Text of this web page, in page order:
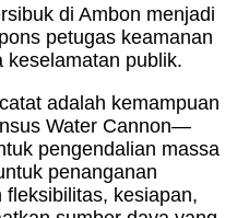
di Ambon menjadi
petugas keamanan
keselamatan publik.
adalah kemampuan
Water Cannon—
pengendalian massa
penanganan
kesiapan,